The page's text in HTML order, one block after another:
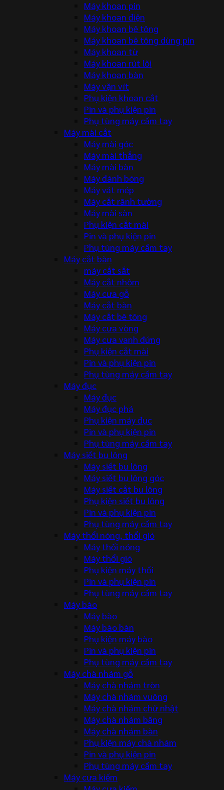
Máy khoan pin
Máy khoan điện
Máy khoan bê tông
Máy khoan bê tông dùng pin
Máy khoan từ
Máy khoan rút lõi
Máy khoan bàn
Máy vặn vít
Phụ kiện khoan cắt
Pin và phụ kiện pin
Phụ tùng máy cầm tay
Máy mài cắt
Máy mài góc
Máy mài thẳng
Máy mài bàn
Máy đánh bóng
Máy vát mép
Máy cắt rãnh tường
Máy mài sàn
Phụ kiện cắt mài
Pin và phụ kiện pin
Phụ tùng máy cầm tay
Máy cắt bàn
máy cắt sắt
Máy cắt nhôm
Máy cưa gỗ
Máy cắt bàn
Máy cắt bê tông
Máy cưa vòng
Máy cưa vanh đứng
Phụ kiện cắt mài
Pin và phụ kiện pin
Phụ tùng máy cầm tay
Máy đục
Máy đục
Máy đục phá
Phụ kiện máy đục
Pin và phụ kiện pin
Phụ tùng máy cầm tay
Máy siết bu lông
Máy siết bu lông
Máy siết bu lông góc
Máy siết cắt bu lông
Phụ kiện siết bu lông
Pin và phụ kiện pin
Phụ tùng máy cầm tay
Máy thổi nóng, thổi gió
Máy thổi nóng
Máy thổi gió
Phụ kiện máy thổi
Pin và phụ kiện pin
Phụ tùng máy cầm tay
Máy bào
Máy bào
Máy bào bàn
Phụ kiện máy bào
Pin và phụ kiện pin
Phụ tùng máy cầm tay
Máy chà nhám gỗ
Máy chà nhám tròn
Máy chà nhám vuông
Máy chà nhám chữ nhật
Máy chà nhám băng
Máy chà nhám bàn
Phụ kiện máy chà nhám
Pin và phụ kiện pin
Phụ tùng máy cầm tay
Máy cưa kiếm